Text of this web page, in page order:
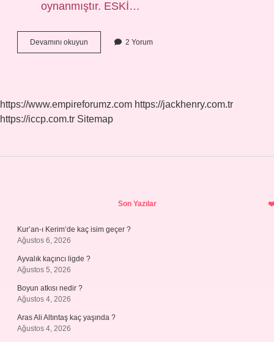
oynanmıştır. ESKİ…
Devamını okuyun
Oyunu
2 Yorum
https://www.empireforumz.com https://jackhenry.com.tr
https://iccp.com.tr Sitemap
Son Yazılar
Kur’an-ı Kerim’de kaç isim geçer ?
Ağustos 6, 2026
Ayvalık kaçıncı ligde ?
Ağustos 5, 2026
Boyun atkısı nedir ?
Ağustos 4, 2026
Aras Ali Altıntaş kaç yaşında ?
Ağustos 4, 2026